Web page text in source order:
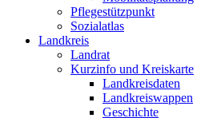
Pflegestützpunkt
Sozialatlas
Landkreis
Landrat
Kurzinfo und Kreiskarte
Landkreisdaten
Landkreiswappen
Geschichte